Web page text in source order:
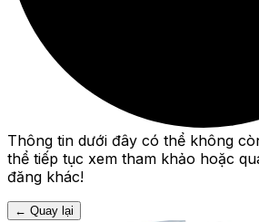
Thông tin dưới đây có thể không
thể tiếp tục xem tham khảo hoặc
đăng khác!
← Quay lại